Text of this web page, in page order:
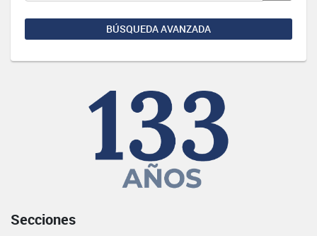
BÚSQUEDA AVANZADA
Secciones